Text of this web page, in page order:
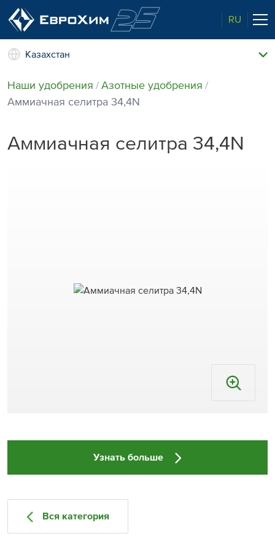
RU
Наши удобрения
О нас
Наши возможности
Качество от лидера рынка
Казахстан
Наши удобрения
Азотные удобрения
Аммиачная селитра 34,4N
Аммиачная селитра 34,4N
Узнать больше
Вся категория